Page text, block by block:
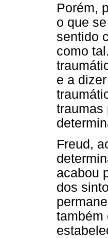
Porém,
o que
sentido
como
e a
traumas
Freud,
acabou
dos
também